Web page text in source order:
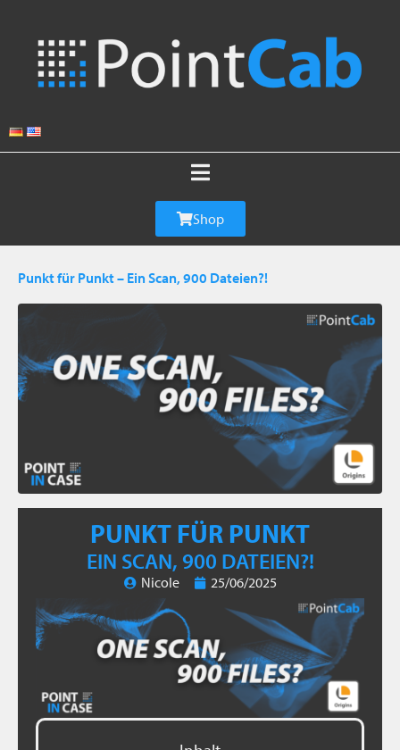
Shop
Punkt für Punkt​ – Ein Scan, 900 Dateien?!
PUNKT FÜR PUNKT
EIN SCAN, 900 DATEIEN?!
Nicole 25/06/2025